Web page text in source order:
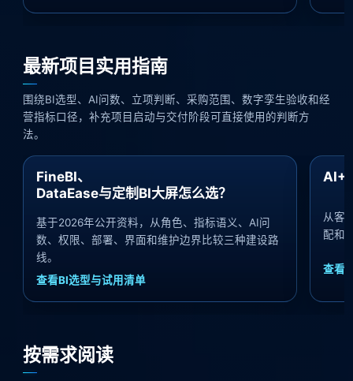
最新项目实用指南
围绕BI选型、AI问数、立项判断、采购范围、数字孪生验收和经
营指标口径，补充项目启动与交付阶段可直接使用的判断方
法。
FineBI、
DataEase与定制BI大屏怎么选？
基于2026年公开资料，从角色、指标语义、AI问
数、权限、部署、界面和维护边界比较三种建设路
线。
查看BI选型与试用清单
从客
配和
查看
按需求阅读